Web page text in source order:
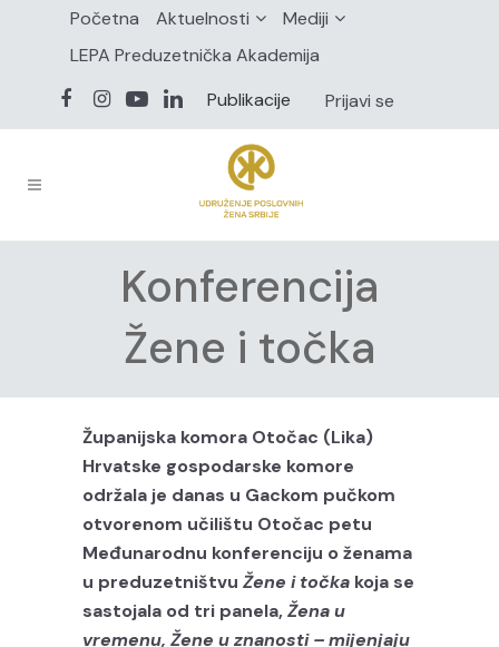
Početna Aktuelnosti
Mediji
LEPA Preduzetnička Akademija
Publikacije
Prijavi se
Konferencija
Žene i točka
Županijska komora Otočac (Lika)
Hrvatske gospodarske komore
održala je danas u Gackom pučkom
otvorenom učilištu Otočac petu
Međunarodnu konferenciju o ženama
u preduzetništvu Žene i točka koja se
sastojala od tri panela,Žena u
vremenu, Žene u znanosti – mijenjaju